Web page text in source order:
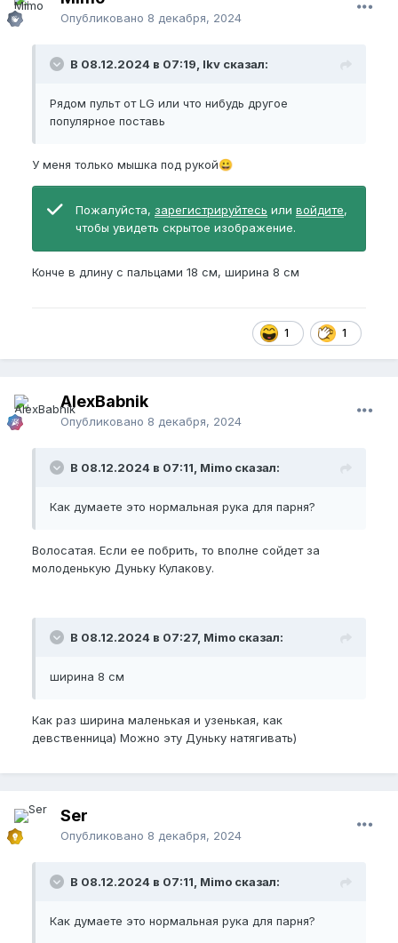
Опубликовано 8 декабря, 2024
В 08.12.2024 в 07:19, lkv сказал:
Рядом пульт от LG или что нибудь другое
популярное поставь
У меня только мышка под рукой😀
Пожалуйста, зарегистрируйтесь или войдите,
чтобы увидеть скрытое изображение.
Конче в длину с пальцами 18 см, ширина 8 см
1 1
AlexBabnik
Опубликовано 8 декабря, 2024
В 08.12.2024 в 07:11, Mimo сказал:
Как думаете это нормальная рука для парня?
Волосатая. Если ее побрить, то вполне сойдет за
молоденькую Дуньку Кулакову.
В 08.12.2024 в 07:27, Mimo сказал:
ширина 8 см
Как раз ширина маленькая и узенькая, как
девственница) Можно эту Дуньку натягивать)
Ser
Опубликовано 8 декабря, 2024
В 08.12.2024 в 07:11, Mimo сказал:
Как думаете это нормальная рука для парня?